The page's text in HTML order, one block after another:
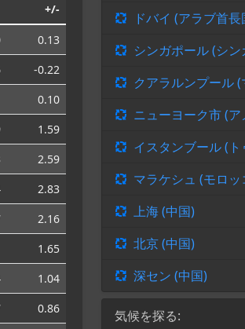
+/-
0.13
-0.22
0.10
1.59
2.59
2.83
2.16
1.65
1.04
0.86
ドバイ (アラブ首
シンガポール (シ
クアラルンプール
ニューヨーク市 (
イスタンブール (
マラケシュ (モロッ
上海 (中国)
北京 (中国)
深セン (中国)
気候を探る: